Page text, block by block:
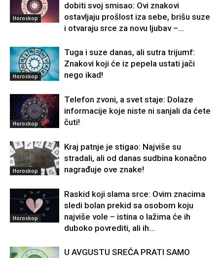
Horoskop
dobiti svoj smisao: Ovi znakovi
ostavljaju prošlost iza sebe, brišu suze
i otvaraju srce za novu ljubav –...
Horoskop
Tuga i suze danas, ali sutra trijumf:
Znakovi koji će iz pepela ustati jači
nego ikad!
Horoskop
Telefon zvoni, a svet staje: Dolaze
informacije koje niste ni sanjali da ćete
čuti!
Horoskop
Kraj patnje je stigao: Najviše su
stradali, ali od danas sudbina konačno
nagrađuje ove znake!
Horoskop
Raskid koji slama srce: Ovim znacima
sledi bolan prekid sa osobom koju
najviše vole – istina o lažima će ih
duboko povrediti, ali ih...
U AVGUSTU SREĆA PRATI SAMO